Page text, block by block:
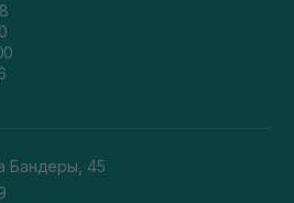
Бандеры, 45